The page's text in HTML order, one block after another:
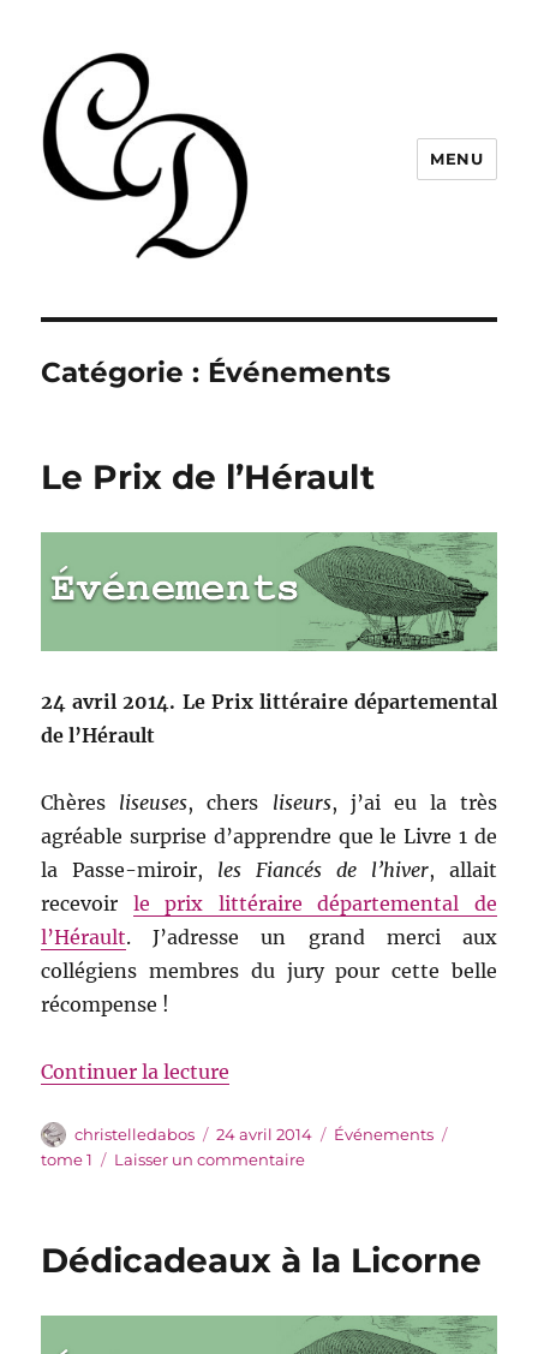
MENU
Catégorie : Événements
Le Prix de l’Hérault
24 avril 2014. Le Prix littéraire départemental
de l’Hérault
Chères liseuses, chers liseurs, j’ai eu la très
agréable surprise d’apprendre que le Livre 1 de
la Passe-miroir, les Fiancés de l’hiver, allait
recevoir le prix littéraire départemental de
l’Hérault. J’adresse un grand merci aux
collégiens membres du jury pour cette belle
récompense !
Continuer la lecture
Auteur
christelledabos
Publié
le
24 avril 2014 Catégories
Événements
tome 1
Laisser un commentairesur
l’Hérault
Dédicadeaux à la Licorne